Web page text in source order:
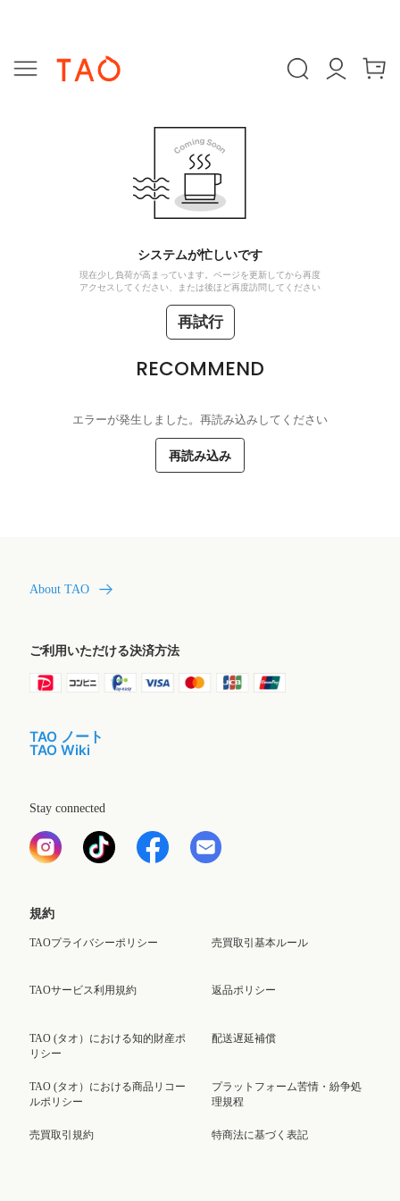
システムが忙しいです
現在少し負荷が高まっています。ページを更新してから再度
アクセスしてください、または後ほど再度訪問してください
再試行
RECOMMEND
エラーが発生しました。再読み込みしてください
再読み込み
About TAO
ご利用いただける決済方法
TAO ノート
TAO Wiki
Stay connected
規約
TAOプライバシーポリシー
TAOサービス利用規約
TAO (タオ）における知的財産ポ
リシー
TAO (タオ）における商品リコー
ルポリシー
売買取引規約
売買取引基本ルール
返品ポリシー
配送遅延補償
プラットフォーム苦情・紛争処
理規程
特商法に基づく表記